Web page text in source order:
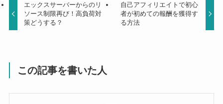
エックスサーバーからのリ
ソース制限再び！高負荷対
策どうする？
自己アフィリエイトで初心
者が初めての報酬を獲得す
る方法
この記事を書いた人